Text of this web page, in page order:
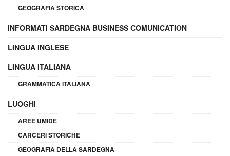
GEOGRAFIA STORICA
INFORMATI SARDEGNA BUSINESS COMUNICATION
LINGUA INGLESE
LINGUA ITALIANA
GRAMMATICA ITALIANA
LUOGHI
AREE UMIDE
CARCERI STORICHE
GEOGRAFIA DELLA SARDEGNA